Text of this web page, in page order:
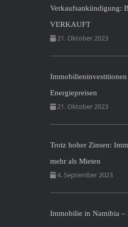
Verkaufsankündigung:
VERKAUFT
21. Oktober 2023
Energiepreisen
21. Oktober 2023
Trotz hoher Zinsen:
mehr als Mieten
4. September 2023
Immobilie in Namibia –